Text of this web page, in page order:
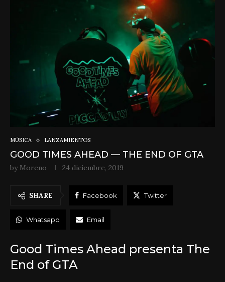
MÚSICA LANZAMIENTOS
GOOD TIMES AHEAD — THE END OF GTA
by Moreno 24 diciembre, 2019
SHARE Facebook Twitter
Whatsapp Email
Good Times Ahead presenta The
End of GTA